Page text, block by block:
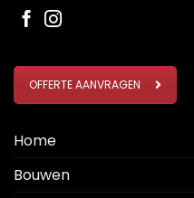
OFFERTE AANVRAGEN
Home
Bouwen